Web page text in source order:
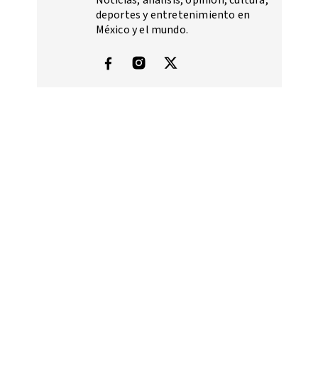
deportes y entretenimiento en
México y el mundo.